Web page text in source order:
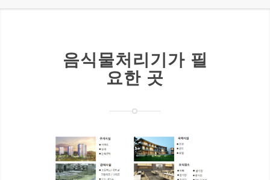
음식물처리기가 필
요한 곳